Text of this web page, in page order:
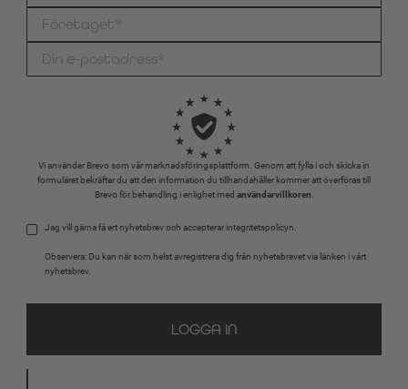
Vi använder Brevo som vår marknadsföringsplattform. Genom att fylla i och skicka in
formuläret bekräftar du att den information du tillhandahåller kommer att överföras till
Brevo för behandling i enlighet med användarvillkoren
Jag vill gärna få ert nyhetsbrev och accepterar integritetspolicyn.
Observera: Du kan när som helst avregistrera dig från nyhetsbrevet via länken i vårt
nyhetsbrev.